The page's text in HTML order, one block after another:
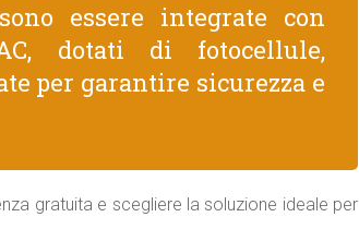
essere integrate con
dotati di fotocellule,
per garantire sicurezza e
gratuita e scegliere la soluzione ideale per